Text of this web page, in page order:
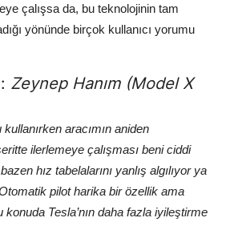
çalışsa da, bu teknolojinin tam
yönünde birçok kullanıcı yorumu
Zeynep Hanım (Model X
aracımın aniden
ilerlemeye çalışması beni ciddi
hız tabelalarını yanlış algılıyor ya
pilot harika bir özellik ama
Tesla’nın daha fazla iyileştirme